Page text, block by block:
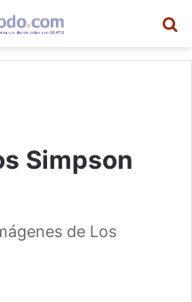
Simpson
de Los